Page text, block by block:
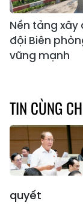
Nền tảng xây
đội Biên
vững mạnh
TIN CÙNG
quyết